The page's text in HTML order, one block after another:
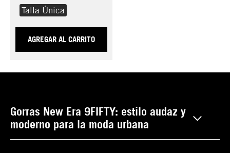
Talla Única
AGREGAR AL CARRITO
Gorras New Era 9FIFTY: estilo audaz y
moderno para la moda urbana